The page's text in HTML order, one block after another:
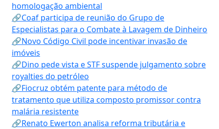
homologação ambiental
🔗Coaf participa de reunião do Grupo de
Especialistas para o Combate à Lavagem de Dinheiro
🔗Novo Código Civil pode incentivar invasão de
imóveis
🔗Dino pede vista e STF suspende julgamento sobre
royalties do petróleo
🔗Fiocruz obtém patente para método de
tratamento que utiliza composto promissor contra
malária resistente
🔗Renato Ewerton analisa reforma tributária e